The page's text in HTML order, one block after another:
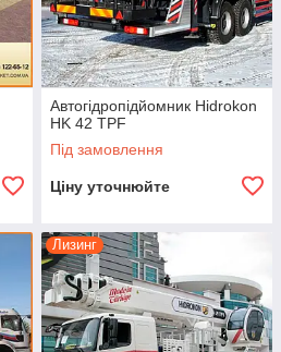
Автогідропідйомник Hidrokon
HK 42 TPF
Під замовлення
Ціну уточнюйте
Лизинг